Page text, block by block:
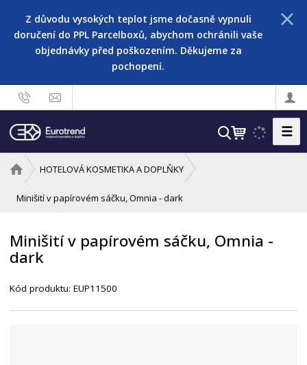
Z důvodu vysokých teplot jsme dočasně vypnuli
doručení do PPL Parcelboxů, abychom ochránili vaše
objednávky před poškozením. Děkujeme za
pochopení.
V
t
☰
v
o
s
r
HOTELOVÁ KOSMETIKA A DOPLŇKY
Minišití v papírovém sáčku, Omnia - dark
Minišití v papírovém sáčku, Omnia -
dark
Kód produktu:EUP11500